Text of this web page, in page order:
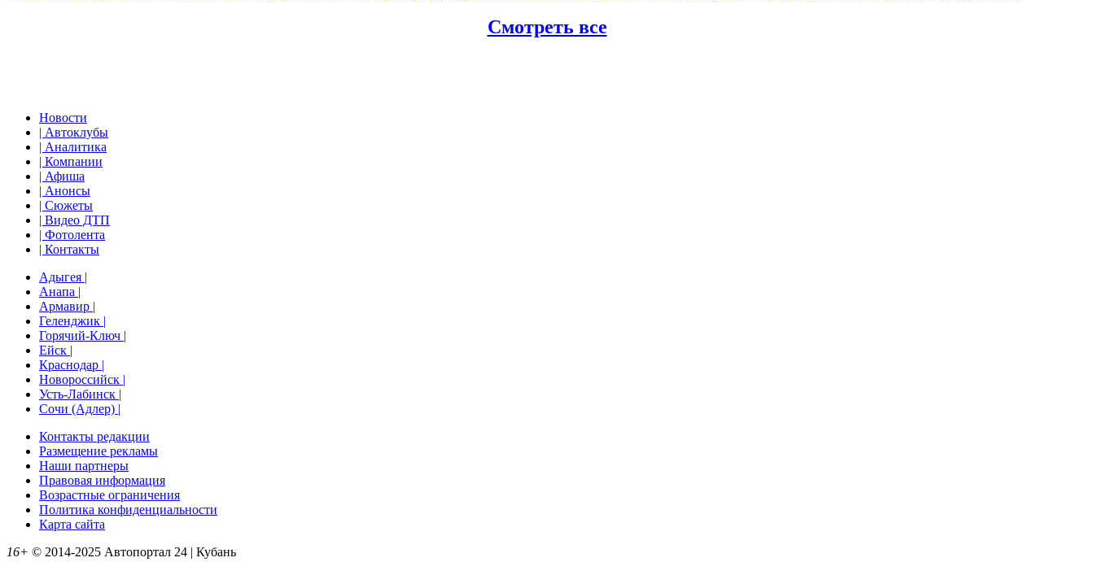
Смотреть все
Новости
| Автоклубы
| Аналитика
| Компании
| Афиша
| Анонсы
| Сюжеты
| Видео ДТП
| Фотолента
| Контакты
Адыгея |
Анапа |
Армавир |
Геленджик |
Горячий-Ключ |
Ейск |
Краснодар |
Новороссийск |
Усть-Лабинск |
Сочи (Адлер) |
Контакты редакции
Размещение рекламы
Наши партнеры
Правовая информация
Возрастные ограничения
Политика конфиденциальности
Карта сайта
16+ © 2014-2025 Автопортал 24 | Кубань